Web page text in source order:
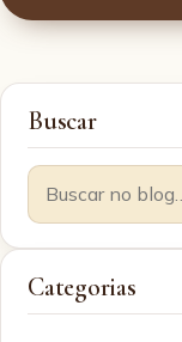
Buscar
Categorias